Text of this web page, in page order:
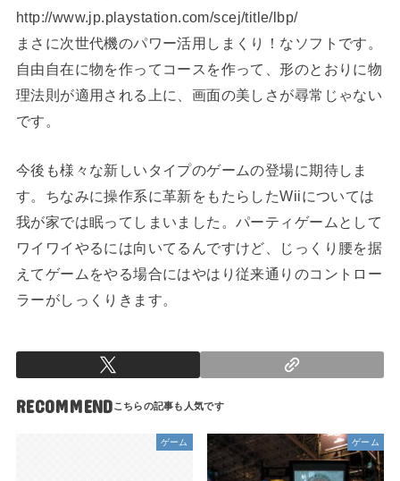
http://www.jp.playstation.com/scej/title/lbp/
まさに次世代機のパワー活用しまくり！なソフトです。
自由自在に物を作ってコースを作って、形のとおりに物
理法則が適用される上に、画面の美しさが尋常じゃない
です。
今後も様々な新しいタイプのゲームの登場に期待しま
す。ちなみに操作系に革新をもたらしたWiiについては
我が家では眠ってしまいました。パーティゲームとして
ワイワイやるには向いてるんですけど、じっくり腰を据
えてゲームをやる場合にはやはり従来通りのコントロー
ラーがしっくりきます。
RECOMMEND
ゲーム ゲーム